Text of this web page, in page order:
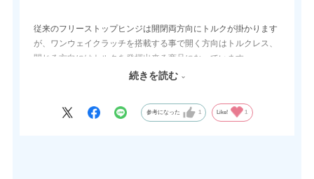
従来のフリーストップヒンジは開閉両方向にトルクが掛かります
が、ワンウェイクラッチを搭載する事で開く方向はトルクレス、
閉じる方向にはトルクを発揮出来る商品になっています。
扉以外にもモニター等にも応用する事が出来ますので様々なシー
続きを読む
参考になった 1 Like! 1